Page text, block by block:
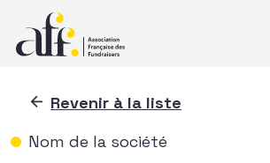
Revenir à la liste
Nom de la société